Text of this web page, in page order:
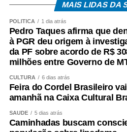
MAIS LIDAS DA
POLÍTICA 1 dia atrás
Pedro Taques afirma que
à PGR deu origem à
da PF sobre acordo de R$
milhões entre Governo de
CULTURA 6 dias atrás
Feira do Cordel Brasileiro
amanhã na Caixa Cultural
SAÚDE 5 dias atrás
Caminhadas buscam